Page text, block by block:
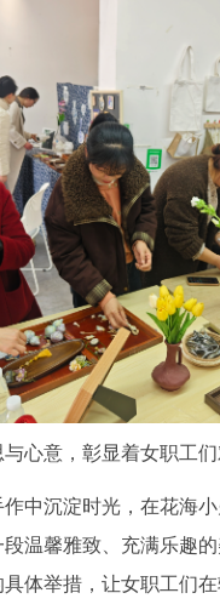
心意，彰显着女职工们
沉淀时光，在花海小
温馨雅致、充满乐趣
体举措，让女职工们